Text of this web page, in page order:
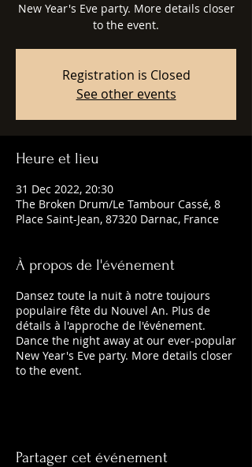
New Year's Eve party. More details closer
to the event.
Registration is Closed
See other events
Heure et lieu
31 Dec 2022, 20:30
The Broken Drum/Le Tambour Cassé, 8
Place Saint-Jean, 87320 Darnac, France
À propos de l'événement
Dansez toute la nuit à notre toujours
populaire fête du Nouvel An. Plus de
détails à l'approche de l'événement.
Dance the night away at our ever-popular
New Year's Eve party. More details closer
to the event.
Partager cet événement